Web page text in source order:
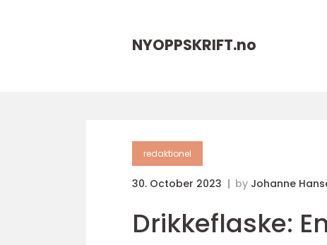
NYOPPSKRIFT.no
redaktionel
30. October 2023 by Johanne
Drikkeflaske: